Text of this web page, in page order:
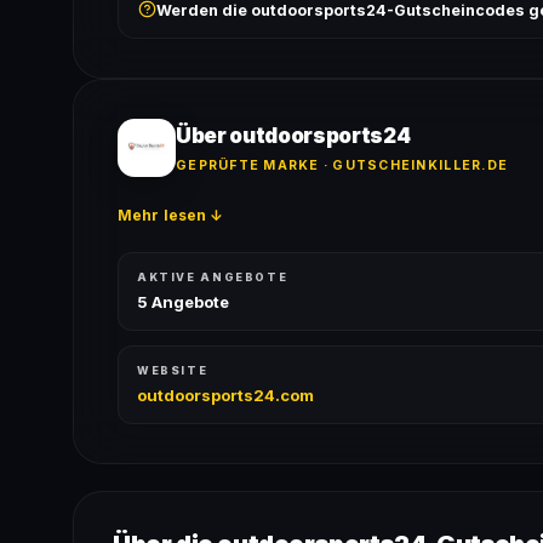
ausgeschlossen, sofern die Angebotsbedingungen
Werden die outdoorsports24-Gutscheincodes
Über outdoorsports24
GEPRÜFTE MARKE · GUTSCHEINKILLER.DE
Mehr lesen ↓
AKTIVE ANGEBOTE
5 Angebote
WEBSITE
outdoorsports24.com